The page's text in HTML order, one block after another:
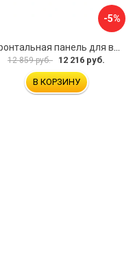
-5%
12 859 руб. 12 216 руб.
В КОРЗИНУ